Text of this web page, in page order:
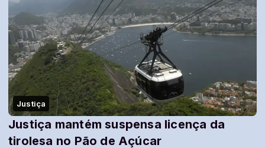
Justiça
Justiça mantém suspensa licença da
tirolesa no Pão de Açúcar